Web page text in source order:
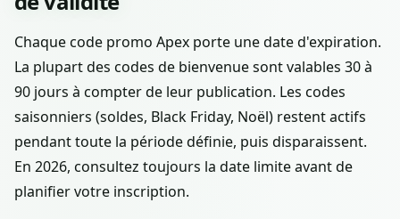
Chaque code promo Apex porte une date d'expiration.
La plupart des codes de bienvenue sont valables 30 à
90 jours à compter de leur publication. Les codes
saisonniers (soldes, Black Friday, Noël) restent actifs
pendant toute la période définie, puis disparaissent.
En 2026, consultez toujours la date limite avant de
planifier votre inscription.